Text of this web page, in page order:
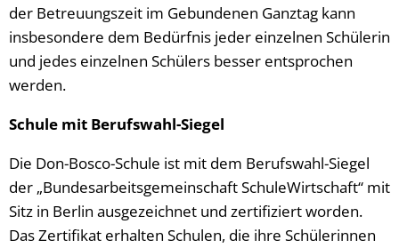
der Betreuungszeit im Gebundenen Ganztag kann
insbesondere dem Bedürfnis jeder einzelnen Schülerin
und jedes einzelnen Schülers besser entsprochen
werden.
Schule mit Berufswahl-Siegel
Die Don-Bosco-Schule ist mit dem Berufswahl-Siegel
der „Bundesarbeitsgemeinschaft SchuleWirtschaft“ mit
Sitz in Berlin ausgezeichnet und zertifiziert worden.
Das Zertifikat erhalten Schulen, die ihre Schülerinnen